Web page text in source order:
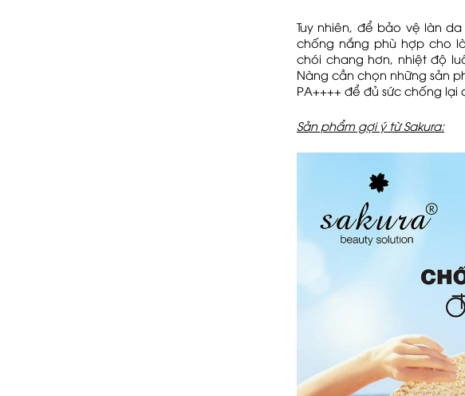
Tuy nhiên, để bảo vệ làn
chống nắng phù hợp cho
chói chang hơn, nhiệt độ
Nàng cần chọn những sản
PA++++ để đủ sức chống lại
Sản phẩm gợi ý từ Sakura: